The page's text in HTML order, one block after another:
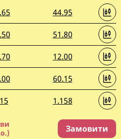
44.95
51.80
12.00
60.15
1.158
Замовити